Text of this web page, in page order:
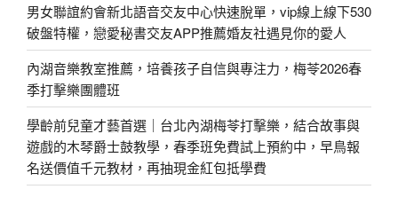
男女聯誼約會新北語音交友中心快速脫單，vip線上線下530
破盤特權，戀愛秘書交友APP推薦婚友社遇見你的愛人
內湖音樂教室推薦，培養孩子自信與專注力，梅苓2026春
季打擊樂團體班
學齡前兒童才藝首選｜台北內湖梅苓打擊樂，結合故事與
遊戲的木琴爵士鼓教學，春季班免費試上預約中，早鳥報
名送價值千元教材，再抽現金紅包抵學費